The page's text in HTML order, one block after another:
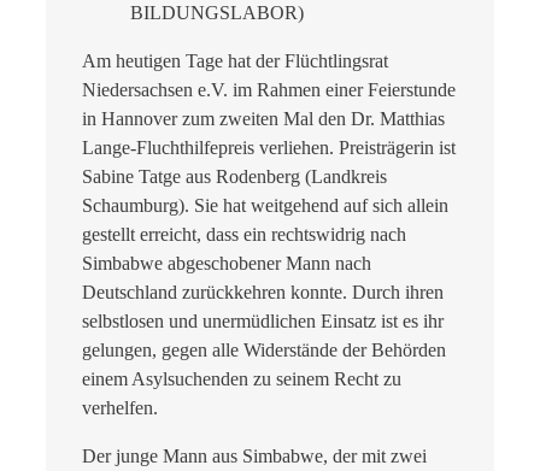
BILDUNGSLABOR)
Am heutigen Tage hat der Flüchtlingsrat
Niedersachsen e.V. im Rahmen einer Feierstunde
in Hannover zum zweiten Mal den Dr. Matthias
Lange-Fluchthilfepreis verliehen. Preisträgerin ist
Sabine Tatge aus Rodenberg (Landkreis
Schaumburg). Sie hat weitgehend auf sich allein
gestellt erreicht, dass ein rechtswidrig nach
Simbabwe abgeschobener Mann nach
Deutschland zurückkehren konnte. Durch ihren
selbstlosen und unermüdlichen Einsatz ist es ihr
gelungen, gegen alle Widerstände der Behörden
einem Asylsuchenden zu seinem Recht zu
verhelfen.
Der junge Mann aus Simbabwe, der mit zwei